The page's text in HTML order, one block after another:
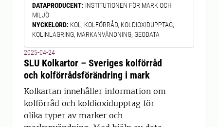
DATAPRODUCENT: INSTITUTIONEN FÖR MARK OCH
MILJÖ
NYCKELORD: KOL, KOLFÖRRÅD, KOLDIOXIDUPPTAG,
KOLINLAGRING, MARKANVÄNDNING, GEODATA
2025-04-24
SLU Kolkartor – Sveriges kolförråd
och kolförrådsförändring i mark
Kolkartan innehåller information om
kolförråd och koldioxidupptag för
olika typer av marker och